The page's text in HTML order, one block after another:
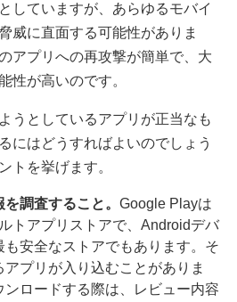
していますが、あらゆるモバイ
威に直面する可能性がありま
アプリへの再攻撃が簡単で、大
性が高いのです。
うとしているアプリが正当なも
にはどうすればよいのでしょう
トを挙げます。
調査すること。 Google Playは
トアプリストアで、Androidデバ
も安全なストアでもあります。そ
プリが入り込むことがありま
ンロードする際は、レビュー内容